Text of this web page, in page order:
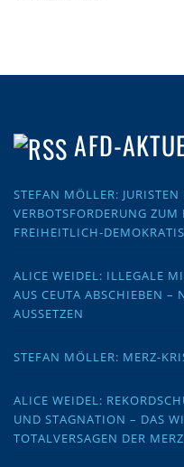
AFD-
STEFAN MÖLLER:
VERBOTSFORDERUNG ZUM
FREIHEITLICH-
ALICE WEIDEL: ILLEGALE
AUS CEUTA ABSCHIEBEN –
AUSSETZEN
STEFAN MÖLLER: MERZ-
ALICE WEIDEL:
UND STAGNATION – DAS
TOTALVERSAGEN DER